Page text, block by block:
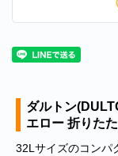
ダルトン
エロー 折りた
32Lサイズのコンパ